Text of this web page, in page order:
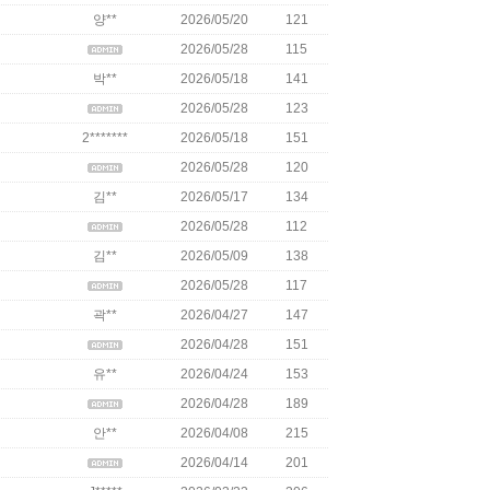
양** 2026/05/20
121
2026/05/28
115
박** 2026/05/18
141
2026/05/28
123
2******* 2026/05/18
151
2026/05/28
120
김** 2026/05/17
134
2026/05/28
112
김** 2026/05/09
138
2026/05/28
117
곽** 2026/04/27
147
2026/04/28
151
유** 2026/04/24
153
2026/04/28
189
안** 2026/04/08
215
2026/04/14
201